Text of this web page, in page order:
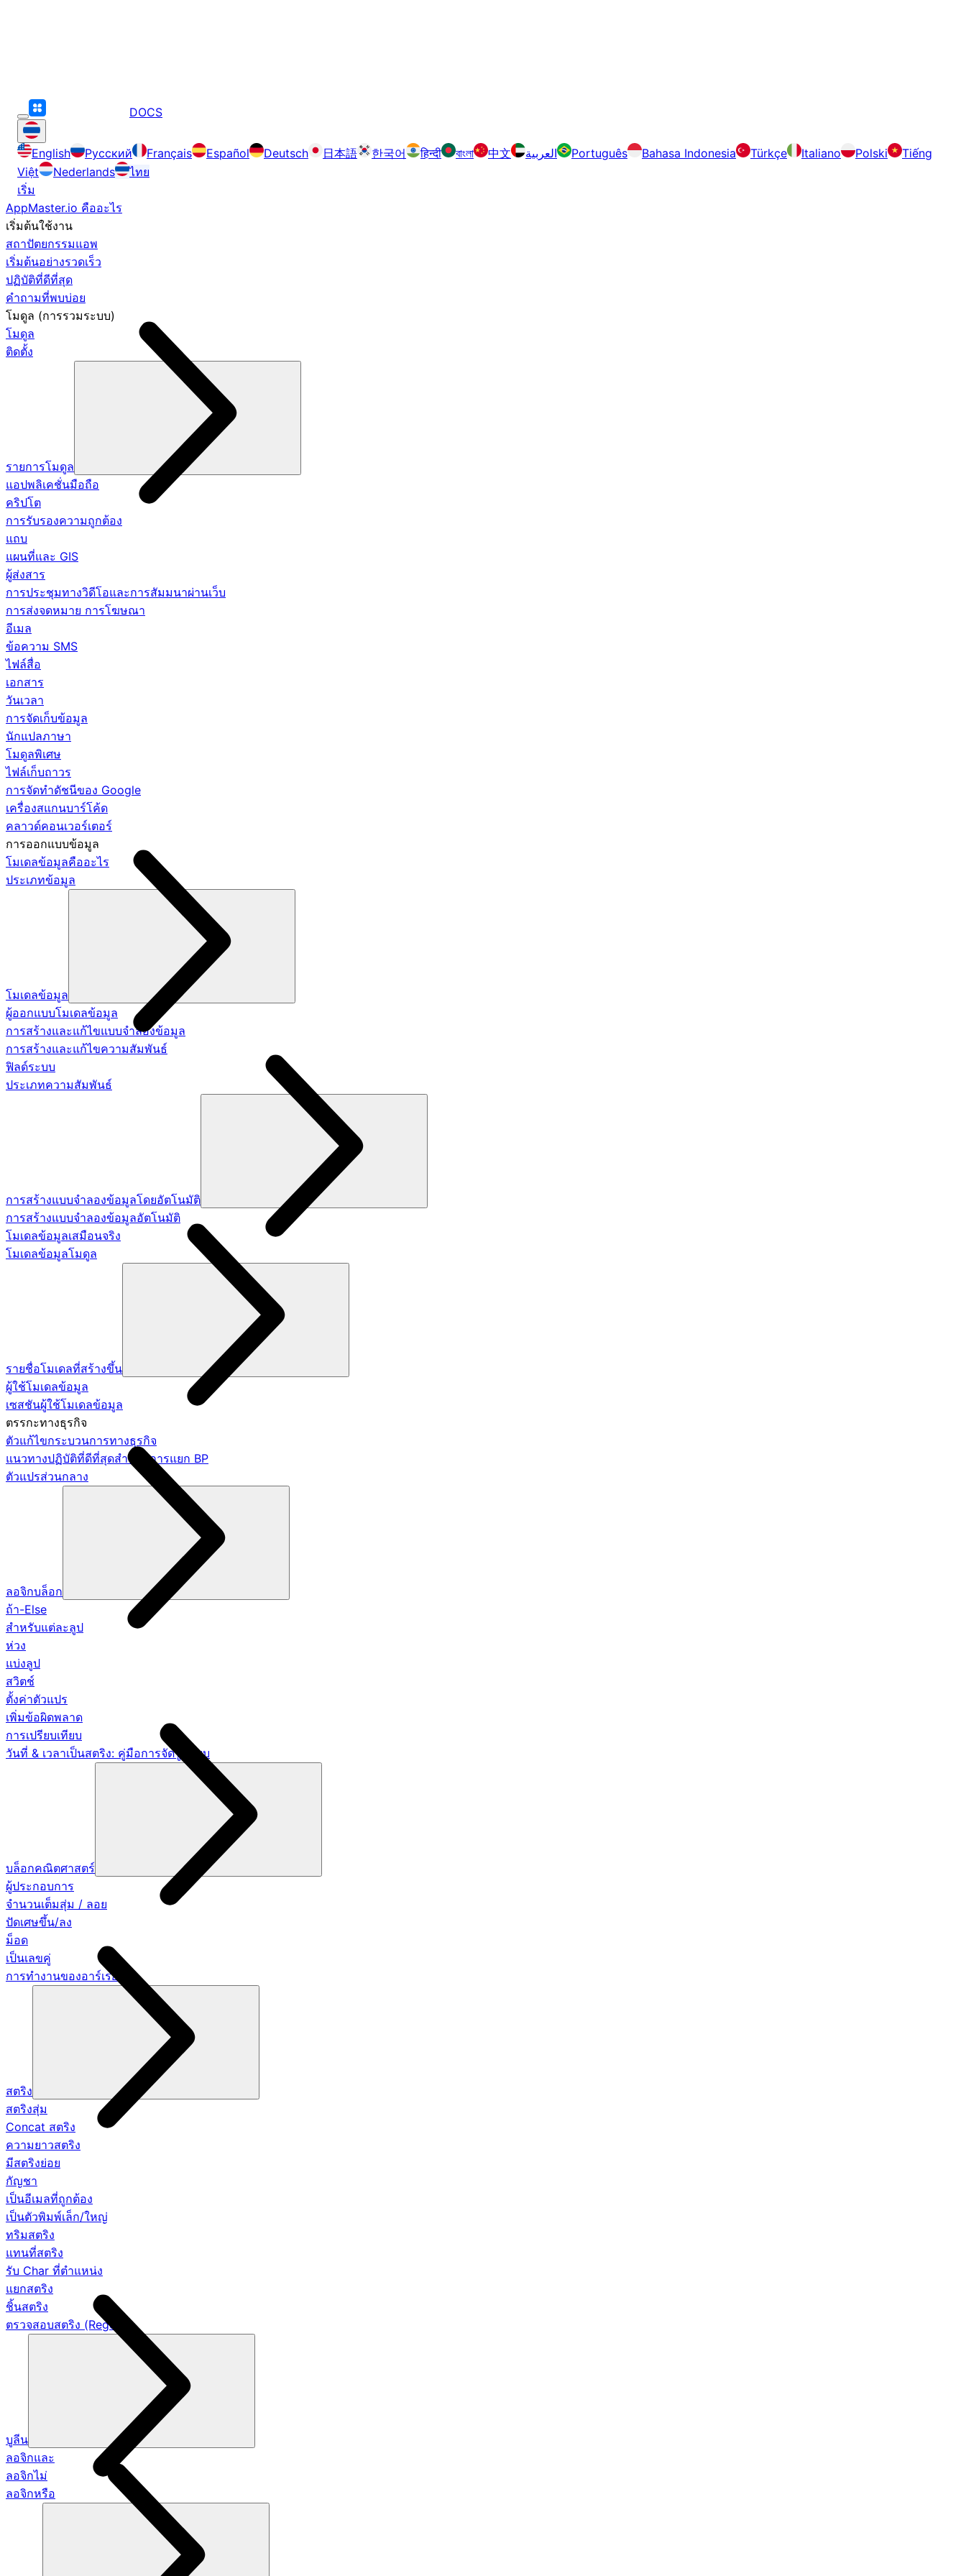
DOCS
English Русский Français Español Deutsch 日本語 한국어 हिन्दी বাংলা 中文 العربية Português Bahasa Indonesia Türkçe Italiano Polski
Tiếng
Việt
Nederlands
ไทย
เริ่ม
AppMaster.io คืออะไร
เริ่มต้นใช้งาน
สถาปัตยกรรมแอพ
เริ่มต้นอย่างรวดเร็ว
ปฏิบัติที่ดีที่สุด
คำถามที่พบบ่อย
โมดูล (การรวมระบบ)
โมดูล
ติดตั้ง
รายการโมดูล
แอปพลิเคชั่นมือถือ
คริปโต
การรับรองความถูกต้อง
แถบ
แผนที่และ GIS
ผู้ส่งสาร
การประชุมทางวิดีโอและการสัมมนาผ่านเว็บ
การส่งจดหมาย การโฆษณา
อีเมล
ข้อความ SMS
ไฟล์สื่อ
เอกสาร
วันเวลา
การจัดเก็บข้อมูล
นักแปลภาษา
โมดูลพิเศษ
ไฟล์เก็บถาวร
การจัดทำดัชนีของ Google
เครื่องสแกนบาร์โค้ด
คลาวด์คอนเวอร์เตอร์
การออกแบบข้อมูล
โมเดลข้อมูลคืออะไร
ประเภทข้อมูล
โมเดลข้อมูล
ผู้ออกแบบโมเดลข้อมูล
การสร้างและแก้ไขแบบจำลองข้อมูล
การสร้างและแก้ไขความสัมพันธ์
ฟิลด์ระบบ
ประเภทความสัมพันธ์
การสร้างแบบจำลองข้อมูลโดยอัตโนมัติ
การสร้างแบบจำลองข้อมูลอัตโนมัติ
โมเดลข้อมูลเสมือนจริง
โมเดลข้อมูลโมดูล
รายชื่อโมเดลที่สร้างขึ้น
ผู้ใช้โมเดลข้อมูล
เซสชันผู้ใช้โมเดลข้อมูล
ตรรกะทางธุรกิจ
ตัวแก้ไขกระบวนการทางธุรกิจ
แนวทางปฏิบัติที่ดีที่สุดสำหรับการแยก BP
ตัวแปรส่วนกลาง
ลอจิกบล็อก
ถ้า-Else
สำหรับแต่ละลูป
ห่วง
แบ่งลูป
สวิตช์
ตั้งค่าตัวแปร
เพิ่มข้อผิดพลาด
การเปรียบเทียบ
วันที่ & เวลาเป็นสตริง: คู่มือการจัดรูปแบบ
บล็อกคณิตศาสตร์
ผู้ประกอบการ
จำนวนเต็มสุ่ม / ลอย
ปัดเศษขึ้น/ลง
ม็อด
เป็นเลขคู่
การทำงานของอาร์เรย์
สตริง
สตริงสุ่ม
Concat สตริง
ความยาวสตริง
มีสตริงย่อย
กัญชา
เป็นอีเมลที่ถูกต้อง
เป็นตัวพิมพ์เล็ก/ใหญ่
ทริมสตริง
แทนที่สตริง
รับ Char ที่ตำแหน่ง
แยกสตริง
ชิ้นสตริง
ตรวจสอบสตริง (Regex)
บูลีน
ลอจิกและ
ลอจิกไม่
ลอจิกหรือ